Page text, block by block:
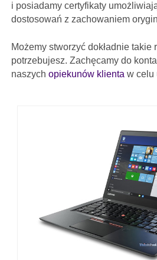
i posiadamy certyfikaty
dostosowań z zachowaniem
Możemy stworzyć dokładnie
potrzebujesz. Zachęcamy do
naszychopiekunów klienta w celu